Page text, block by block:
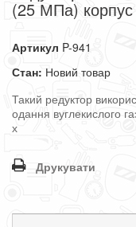
(25 МПа)
Артикул P-941
Стан: Новий товар
Такий редуктор
одання вуглекислого
х
Друкувати